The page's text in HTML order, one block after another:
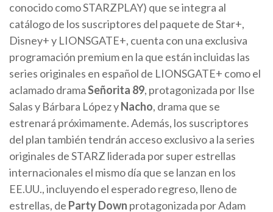
conocido como STARZPLAY) que se integra al
catálogo de los suscriptores del paquete de Star+,
Disney+ y LIONSGATE+, cuenta con una exclusiva
programación premium en la que están incluidas las
series originales en español de LIONSGATE+ como el
aclamado dramaSeñorita 89, protagonizada por Ilse
Salas y Bárbara López yNacho, drama que se
estrenará próximamente. Además, los suscriptores
del plan también tendrán acceso exclusivo a la series
originales de STARZ liderada por super estrellas
internacionales el mismo día que se lanzan en los
EE.UU., incluyendo el esperado regreso, lleno de
estrellas, de Party Down protagonizada por Adam